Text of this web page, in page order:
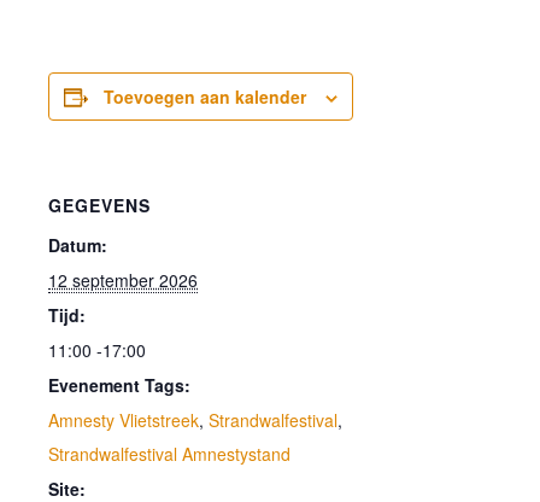
Toevoegen aan kalender
GEGEVENS
Datum:
12 september 2026
Tijd:
11:00 -17:00
Evenement Tags:
Amnesty Vlietstreek, Strandwalfestival,
Strandwalfestival Amnestystand
Site: